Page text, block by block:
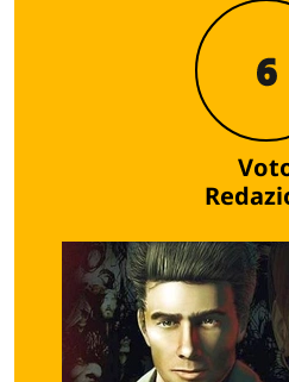
6